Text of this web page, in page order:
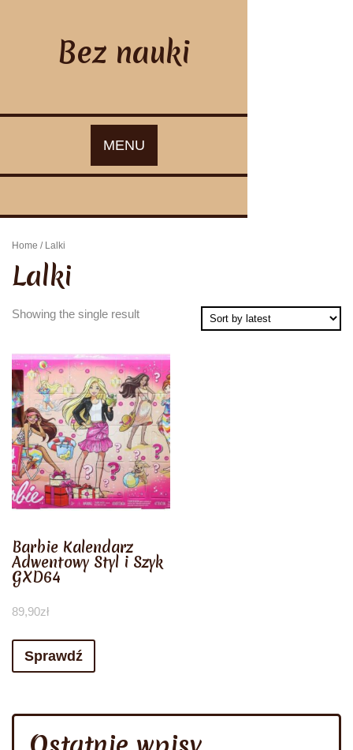
Bez nauki
MENU
Home / Lalki
Lalki
Showing the single result
Barbie Kalendarz
Adwentowy Styl i Szyk
GXD64
89,90zł
Sprawdź